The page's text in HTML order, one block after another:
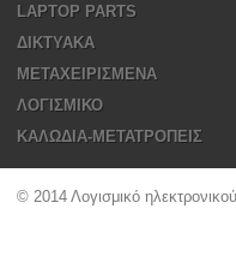
LAPTOP PARTS
ΔΙΚΤΥΑΚΑ
ΜΕΤΑΧΕΙΡΙΣΜΕΝΑ
ΛΟΓΙΣΜΙΚΟ
ΚΑΛΩΔΙΑ-ΜΕΤΑΤΡΟΠΕΙΣ
© 2014 Λογισμικό